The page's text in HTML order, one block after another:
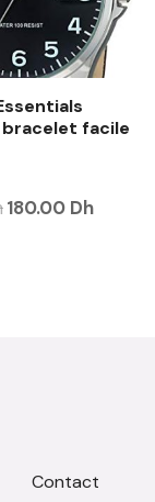
facile
180.00 Dh
Contact